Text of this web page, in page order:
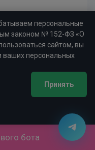
бота
персональные
законом № 152-ФЗ «О
сайтом, вы
ваших персональных
Принять